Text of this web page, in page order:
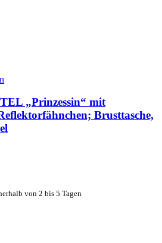
„Prinzessin“ mit
Brusttasche,
von 2 bis 5 Tagen